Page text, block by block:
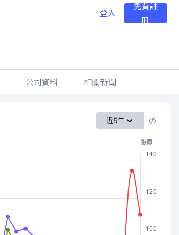
登入
免費註
冊
公司資料 相關新聞
近5年